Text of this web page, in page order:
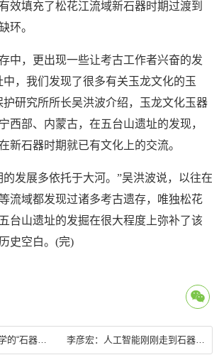
效填充了松花江流域新石器时期过渡到
环。
，更出现一些让考古工作者兴奋的发
，我们发现了很多有关玉龙文化的玉
护研究所所长吴洪波介绍，玉龙文化玉器
西部、内蒙古，在五台山遗址的发现，
新石器时期就已有文化上的交流。
展多依托于大河。”吴洪波说，以往在
流域都发现过诸多考古遗存，唯独松花
台山遗址的发掘在很大程度上弥补了该
史空白。(完)
我们仍处于计算机科学的“石器时代 李彦宏：人工智能刚刚走到石器时代但未来它会像电流一样普遍